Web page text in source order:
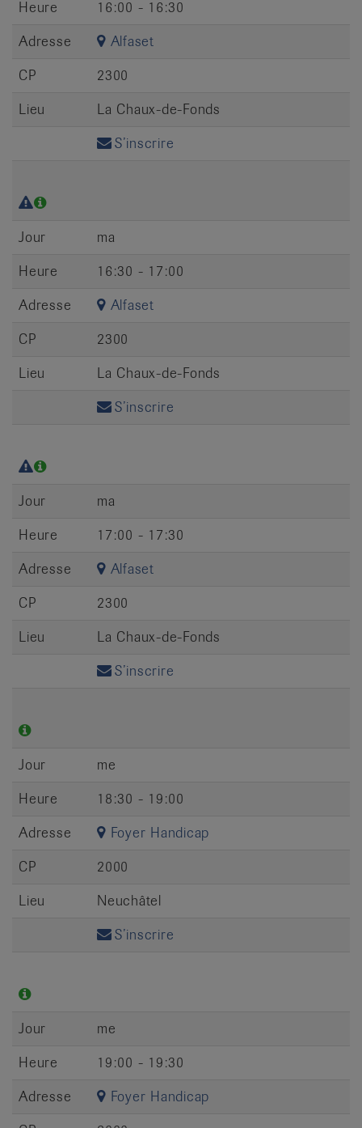
Heure
16:00 - 16:30
Adresse
Alfaset
CP
2300
Lieu
La Chaux-de-Fonds
S’inscrire
Jour
ma
Heure
16:30 - 17:00
Adresse
Alfaset
CP
2300
Lieu
La Chaux-de-Fonds
S’inscrire
Jour
ma
Heure
17:00 - 17:30
Adresse
Alfaset
CP
2300
Lieu
La Chaux-de-Fonds
S’inscrire
Jour
me
Heure
18:30 - 19:00
Adresse
Foyer Handicap
CP
2000
Lieu
Neuchâtel
S’inscrire
Jour
me
Heure
19:00 - 19:30
Adresse
Foyer Handicap